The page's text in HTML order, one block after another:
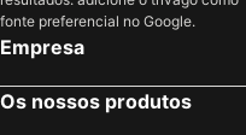
Suances, Cantábria Hotéis
Madrid, Madrid Hotéis
Sevilha, Andaluzia Hotéis
fonte preferencial no Google.
Empresa
Os nossos produtos